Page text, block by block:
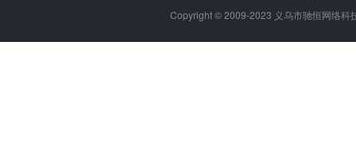
Copyright © 2009-2023 义乌市驰恒网络科